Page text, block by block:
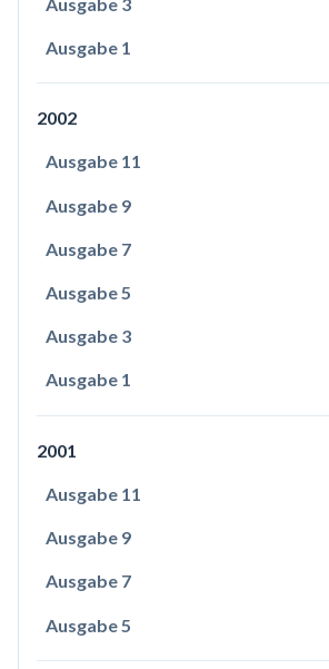
Ausgabe 1
2002
Ausgabe 11
Ausgabe 9
Ausgabe 7
Ausgabe 5
Ausgabe 3
Ausgabe 1
2001
Ausgabe 11
Ausgabe 9
Ausgabe 7
Ausgabe 5